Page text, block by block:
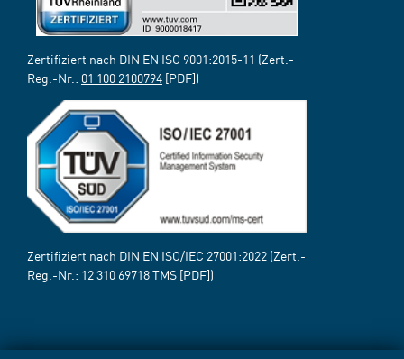
Zertifiziert nach DIN EN ISO 9001:2015-11 (Zert.-
Reg.-Nr.: 01 100 2100794 [PDF])
Zertifiziert nach DIN EN ISO/IEC 27001:2022 (Zert.-
Reg.-Nr.: 12 310 69718 TMS [PDF])